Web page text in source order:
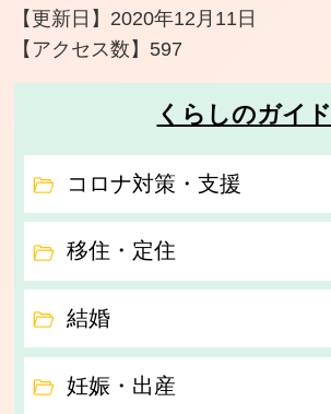
【更新日】 2020年12月11日
【アクセス数】 597
くらしのガイド
コロナ対策・支援
移住・定住
結婚
妊娠・出産